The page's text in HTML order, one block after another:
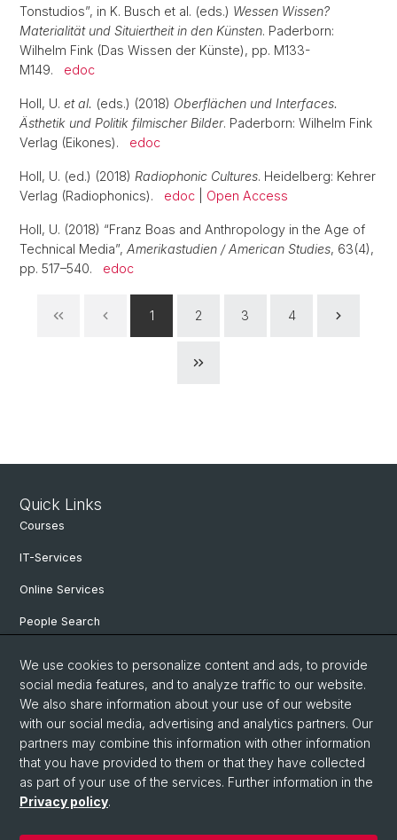
Tonstudios”, in K. Busch et al. (eds.) Wessen Wissen?
Materialität und Situiertheit in den Künsten. Paderborn:
Wilhelm Fink (Das Wissen der Künste), pp. M133-
M149. edoc
Holl, U. et al. (eds.) (2018) Oberflächen und Interfaces.
Ästhetik und Politik filmischer Bilder. Paderborn: Wilhelm Fink
Verlag (Eikones). edoc
Holl, U. (ed.) (2018) Radiophonic Cultures. Heidelberg: Kehrer
Verlag (Radiophonics). edoc Open Access
Holl, U. (2018) “Franz Boas and Anthropology in the Age of
Technical Media”, Amerikastudien / American Studies, 63(4),
pp. 517–540. edoc
1 2 3 4
Quick Links
Courses
IT-Services
Online Services
People Search
Open Positions
archive NCCR Iconic Criticism 2005 - 2017
© University of Basel
Privacy Policy
Faculty of Humanities and Social Sciences
We use cookies to personalize content and ads, to provide
social media features, and to analyze traffic to our website.
We also share information about your use of our website
with our social media, advertising and analytics partners. Our
partners may combine this information with other information
that you have provided to them or that they have collected
as part of your use of the services. Further information in the
Privacy policy.